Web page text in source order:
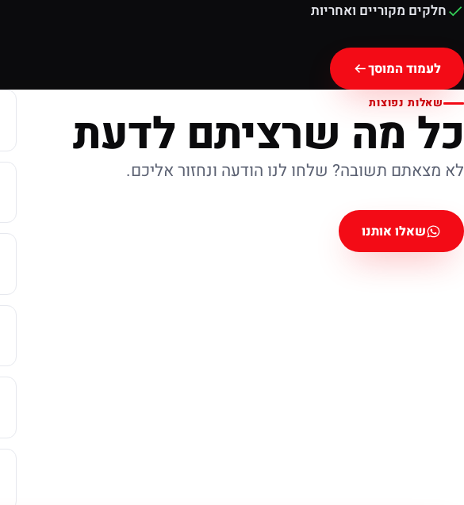
חלקים מקוריים ואחריות
לעמוד המוסך
שאלות נפוצות
כל מה שרציתם לדעת
לא מצאתם תשובה? שלחו לנו הודעה ונחזור אליכם.
שאלו אותנו